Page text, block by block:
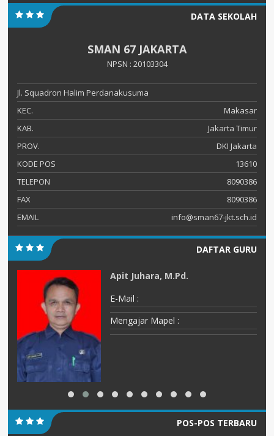
DATA SEKOLAH
SMAN 67 JAKARTA
NPSN : 20103304
Jl. Squadron Halim Perdanakusuma
KEC.
Makasar
KAB.
Jakarta Timur
PROV.
DKI Jakarta
KODE POS
13610
TELEPON
8090386
FAX
8090386
EMAIL
info@sman67-jkt.sch.id
DAFTAR GURU
Apit Juhara, M.Pd.
E-Mail :
Mengajar Mapel :
POS-POS TERBARU